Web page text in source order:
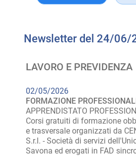
Newsletter del 24/06/
LAVORO E PREVIDENZA
02/05/2026
FORMAZIONE
APPRENDISTATO
Corsi gratuiti di formazione
e trasversale organizzati da
S.r.l. - Società di servizi
Savona ed erogati in FAD